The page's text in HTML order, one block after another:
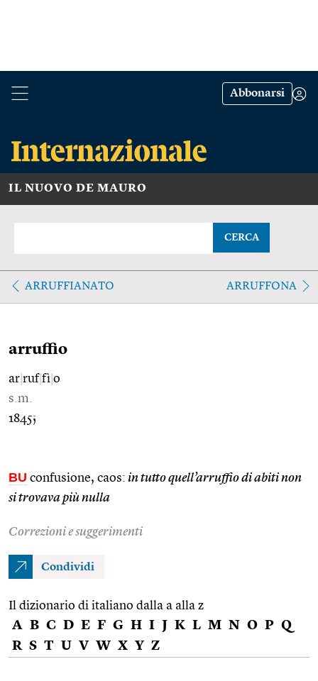
Abbonarsi
IL NUOVO DE MAURO
CERCA
ARRUFFIANATO ARRUFFONA
arruffio
ar ruf|fì o
s.m.
1845;
BU confusione, caos: in tutto quell’arruffio di abiti non
si trovava più nulla
Correzioni e suggerimenti
Condividi
Il dizionario di italiano dalla a alla z
A B C D E F G H I J K L M N O P Q
R S T U V W X Y Z